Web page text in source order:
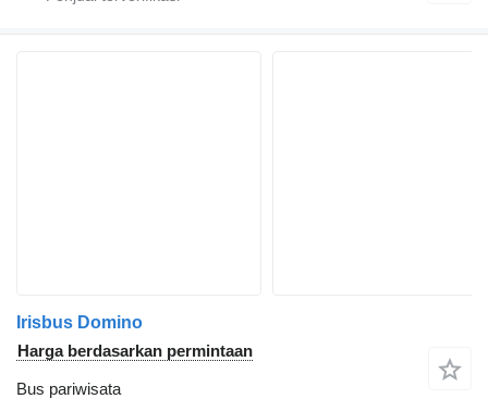
Irisbus Domino
Harga berdasarkan permintaan
Bus pariwisata